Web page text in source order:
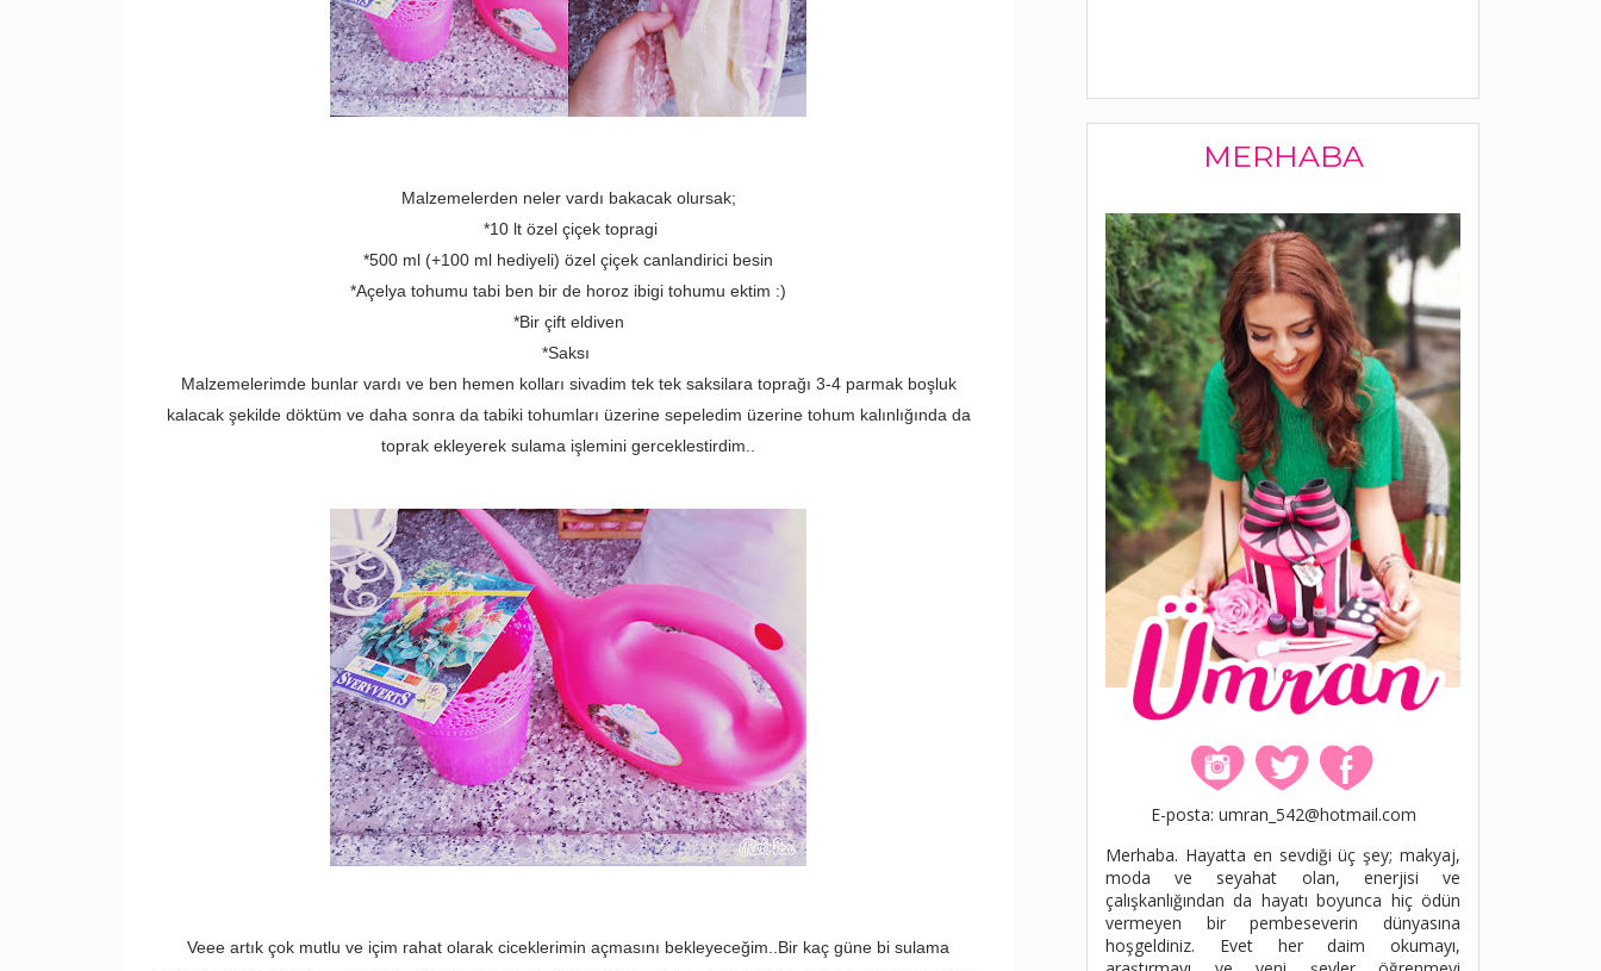
Malzemelerden neler vardı bakacak olursak;
*10 lt özel çiçek topragi
*500 ml (+100 ml hediyeli) özel çiçek canlandirici besin
*Açelya tohumu tabi ben bir de horoz ibigi tohumu ektim :)
*Bir çift eldiven
*Saksı
Malzemelerimde bunlar vardı ve ben hemen kolları sivadim tek tek saksilara toprağı 3-4 parmak boşluk
kalacak şekilde döktüm ve daha sonra da tabiki tohumları üzerine sepeledim üzerine tohum kalınlığında da
toprak ekleyerek sulama işlemini gerceklestirdim..
Veee artık çok mutlu ve içim rahat olarak ciceklerimin açmasını bekleyeceğim..Bir kaç güne bi sulama
MERHABA
E-posta: umran_542@hotmail.com
Merhaba. Hayatta en sevdiği üç şey; makyaj,
moda ve seyahat olan, enerjisi ve
çalışkanlığından da hayatı boyunca hiç ödün
vermeyen bir pembeseverin dünyasına
hoşgeldiniz. Evet her daim okumayı,